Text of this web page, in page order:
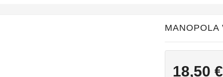
MANOPOLA
18,50 €